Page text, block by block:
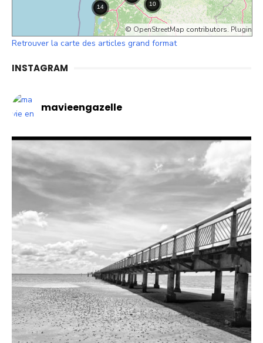
© OpenStreetMap contributors. Plugin
Retrouver la carte des articles grand format
INSTAGRAM
mavieengazelle